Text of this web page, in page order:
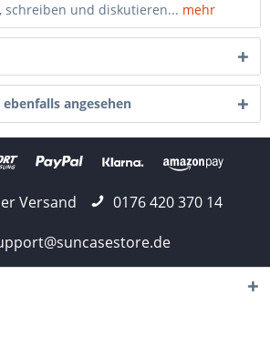
schreiben und diskutieren... mehr
angesehen
Versand
0176 420 370 14